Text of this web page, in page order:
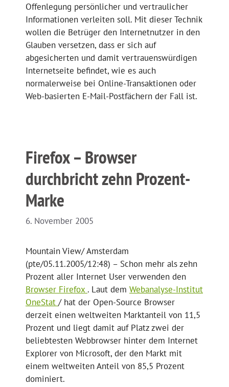
Offenlegung persönlicher und vertraulicher
Informationen verleiten soll. Mit dieser Technik
wollen die Betrüger den Internetnutzer in den
Glauben versetzen, dass er sich auf
abgesicherten und damit vertrauenswürdigen
Internetseite befindet, wie es auch
normalerweise bei Online-Transaktionen oder
Web-basierten E-Mail-Postfächern der Fall ist.
Firefox – Browser
durchbricht zehn Prozent-
Marke
6. November 2005
Mountain View/ Amsterdam
(pte/05.11.2005/12:48) – Schon mehr als zehn
Prozent aller Internet User verwenden den
Browser Firefox . Laut dem Webanalyse-Institut
OneStat/ hat der Open-Source Browser
derzeit einen weltweiten Marktanteil von 11,5
Prozent und liegt damit auf Platz zwei der
beliebtesten Webbrowser hinter dem Internet
Explorer von Microsoft, der den Markt mit
einem weltweiten Anteil von 85,5 Prozent
dominiert.